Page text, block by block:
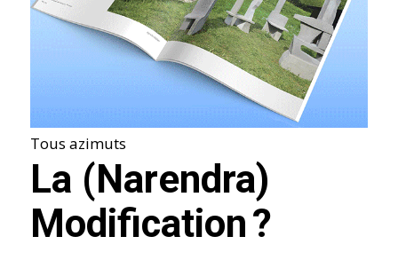
Tous azimuts
La (Narendra)
Modification ?